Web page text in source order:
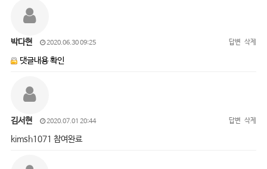
박다현 2020.06.30 09:25 답변 삭제
댓글내용 확인
김서현 2020.07.01 20:44 답변 삭제
kimsh1071 참여완료